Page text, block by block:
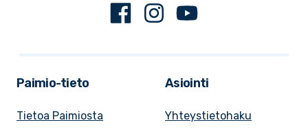
FacebookInstagram
Paimio-tieto
Tietoa Paimiosta
Asiointi
Yhteystietohaku